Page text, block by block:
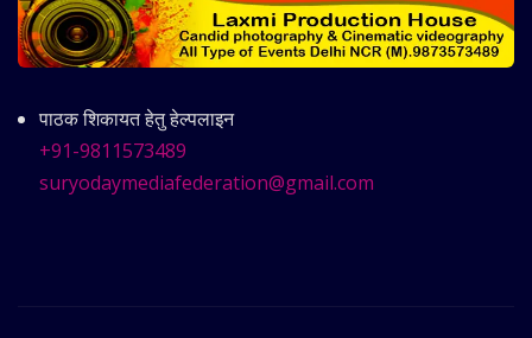
पाठक शिकायत हेतु हेल्पलाइन
+91-9811573489
suryodaymediafederation@gmail.com